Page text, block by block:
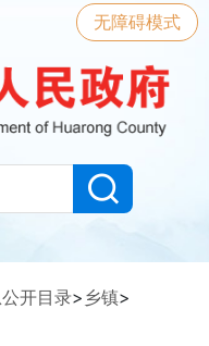
无障碍模式
开目录> 乡镇>